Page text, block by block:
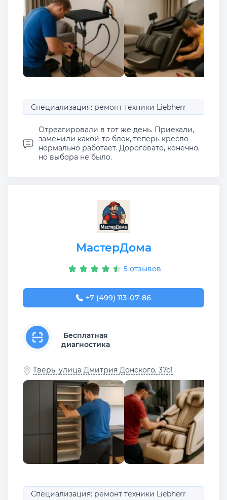
Специализация: ремонт техники Liebherr
Отреагировали в тот же день. Приехали,
заменили какой-то блок, теперь кресло
нормально работает. Дороговато, конечно,
но выбора не было.
МастерДома
5 отзывов
+7 (499) 113-07-86
Бесплатная
диагностика
Тверь, улица Дмитрия Донского, 37с1
Специализация: ремонт техники Liebherr